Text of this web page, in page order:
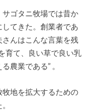
ゴタニ牧場では昔か
てきた。創業者であ
んはこんな言葉を残
育て、良い草で良い乳
農業である” 。
地を拡大するための